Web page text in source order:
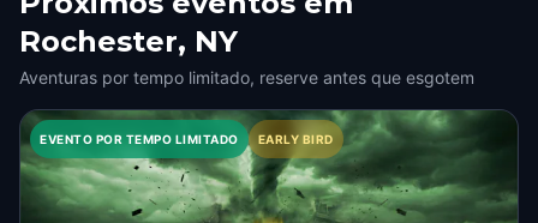
Rochester, NY
Aventuras por tempo limitado, reserve antes que esgotem
EVENTO POR TEMPO LIMITADO EARLY BIRD